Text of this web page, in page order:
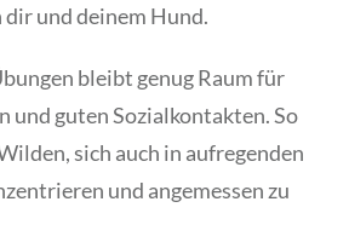
und deinem Hund.
bleibt genug Raum für
und guten Sozialkontakten. So
sich auch in aufregenden
und angemessen zu